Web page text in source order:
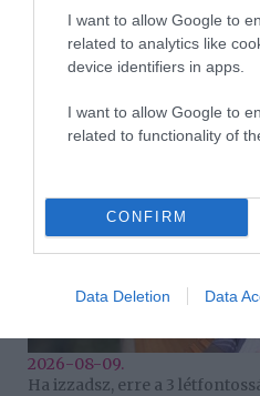
I want to allow Google to
related to analytics like
device identifiers in apps.
I want to allow Google to
related to functionality of
CONFIRM
Data Deletion Data
2026-08-09.
Citromos tiramisu recept
2026-08-09.
Ha izzadsz, erre a 3